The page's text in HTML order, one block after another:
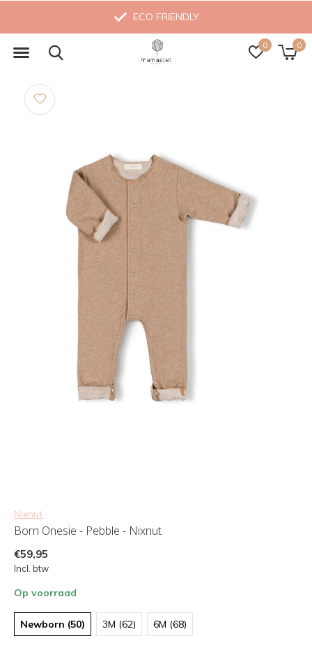
0 0
ECO FRIENDLY
Nixnut
Born Onesie - Pebble - Nixnut
€59,95
Incl. btw
Op voorraad
Newborn (50) 3M (62) 6M (68)